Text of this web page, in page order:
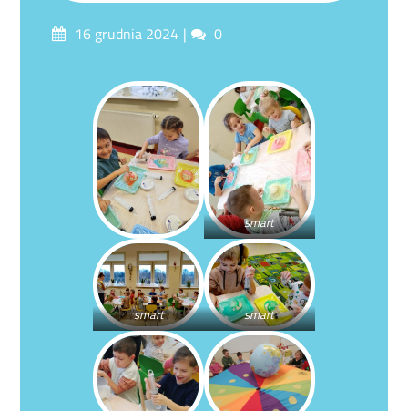
Posted16 grudnia 2024 Comments
0
smart
smart smart